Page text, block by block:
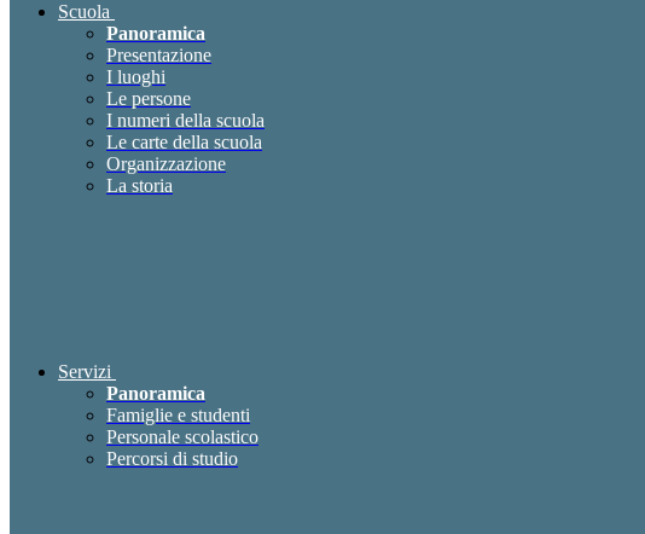
Scuola
Panoramica
Presentazione
I luoghi
Le persone
I numeri della scuola
Le carte della scuola
Organizzazione
La storia
Servizi
Panoramica
Famiglie e studenti
Personale scolastico
Percorsi di studio